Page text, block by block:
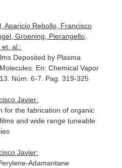
Aparicio Rebollo, Francisco
Groening, Pierangello,
et. al.:
Deposited by Plasma
En: Chemical Vapor
13. Núm. 6-7. Pag. 319-325
Javier:
for the fabrication of organic
and wide range tuneable
Javier:
Adamantane